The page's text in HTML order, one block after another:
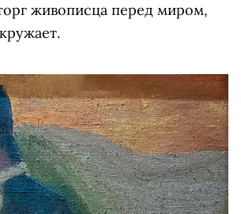
живописца перед миром,